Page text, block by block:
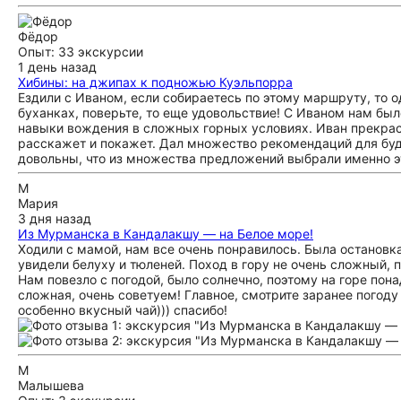
Фёдор
Опыт: 33 экскурсии
1 день назад
Хибины: на джипах к подножью Куэльпорра
Ездили с Иваном, если собираетесь по этому маршруту,
буханках, поверьте, то еще удовольствие! С Иваном нам
навыки вождения в сложных горных условиях. Иван
расскажет и покажет. Дал множество рекомендаций для
довольны, что из множества предложений выбрали именно
М
Мария
3 дня назад
Из Мурманска в Кандалакшу — на Белое море!
Ходили с мамой, нам все очень понравилось. Была
увидели белуху и тюленей. Поход в гору не очень сложный,
Нам повезло с погодой, было солнечно, поэтому на горе
сложная, очень советуем! Главное, смотрите заранее
особенно вкусный чай))) спасибо!
М
Малышева